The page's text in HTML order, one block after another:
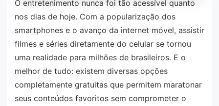
O entretenimento nunca foi tão acessível quanto
nos dias de hoje. Com a popularização dos
smartphones e o avanço da internet móvel, assistir
filmes e séries diretamente do celular se tornou
uma realidade para milhões de brasileiros. E o
melhor de tudo: existem diversas opções
completamente gratuitas que permitem maratonar
seus conteúdos favoritos sem comprometer o